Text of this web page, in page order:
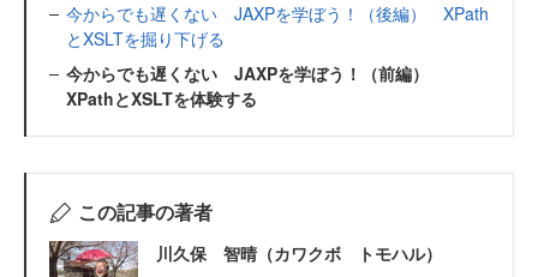
今からでも遅くない JAXPを学ぼう！（後編） XPath
とXSLTを掘り下げる
今からでも遅くない JAXPを学ぼう！（前編）
XPathとXSLTを体験する
この記事の著者
川久保 智晴（カワクボ トモハル）